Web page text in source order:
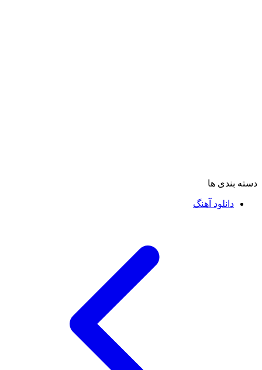
دسته بندی ها
دانلود آهنگ